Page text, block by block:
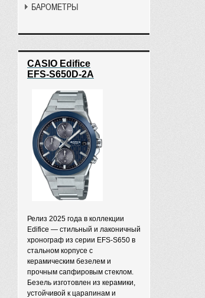
БАРОМЕТРЫ
CASIO Edifice
EFS-S650D-2A
Релиз 2025 года в коллекции
Edifice — стильный и лаконичный
хронограф из серии EFS-S650 в
стальном корпусе с
керамическим безелем и
прочным сапфировым стеклом.
Безель изготовлен из керамики,
устойчивой к царапинам и